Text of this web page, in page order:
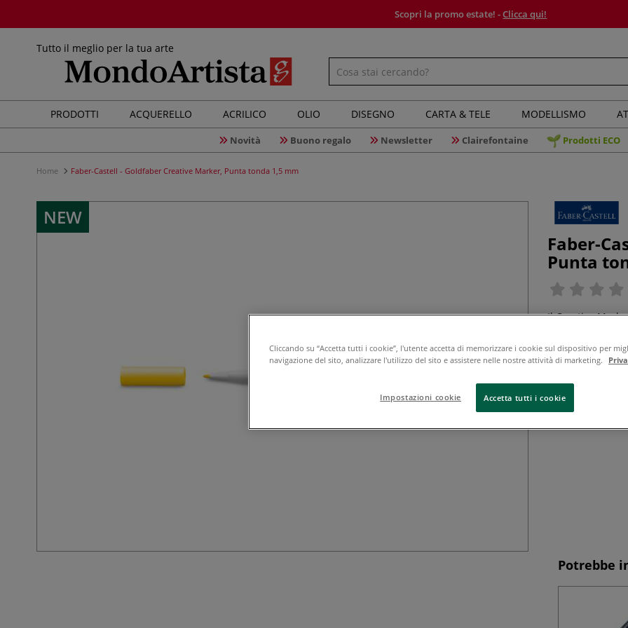
Scopri la promo estate! -Clicca qui!
Tutto il meglio per la tua arte
PRODOTTI ACQUERELLO ACRILICO OLIO DISEGNO CARTA & TELE MODELLISMO
Novità Buono regalo Newsletter Clairefontaine Prodotti ECO
Home Faber-Castell - Goldfaber Creative Marker, Punta tonda 1,5 mm
NEW
Faber-
Punta
Il Creative
pennarello
punta in fibra
particolarmente
Potrebbe
Cliccando su “Accetta tutti i cookie”, l'utente accetta di memorizzare i cookie sul dispositivo per
navigazione del sito, analizzare l'utilizzo del sito e assistere nelle nostre attività di marketing.
Impostazioni cookie Accetta tutti i cookie